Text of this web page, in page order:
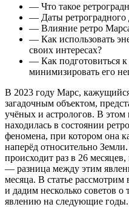
— Что такое
— Даты ретроградного
— Влияние ретро
— Как использовать
своих интересах?
— Как подготовиться
минимизировать его
В 2023 году Марс,
загадочным объектом,
учёных и астрологов. В этом
находилась в состоянии
феномена, при котором она
наперёд относительно
происходит раз в 26
— разница между этим
месяца. В статье
и дадим несколько советов о
явлению на следующие годы.